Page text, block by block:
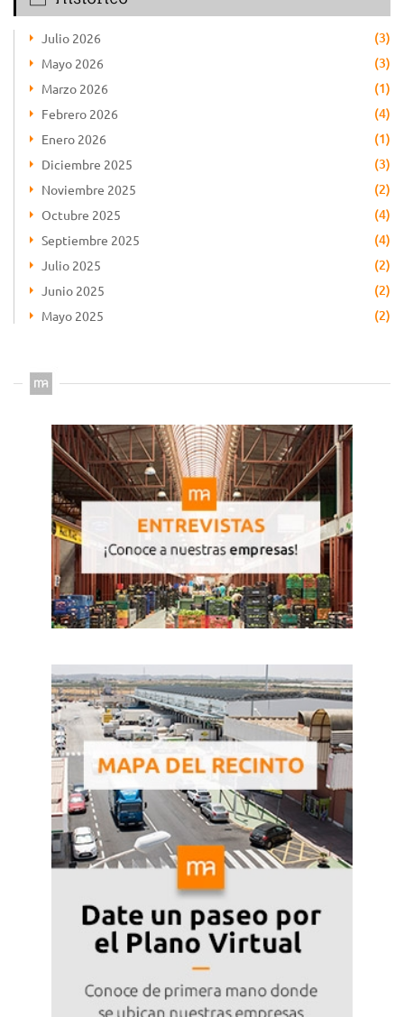
Julio 2026 (3)
Mayo 2026 (3)
Marzo 2026 (1)
Febrero 2026 (4)
Enero 2026 (1)
Diciembre 2025 (3)
Noviembre 2025 (2)
Octubre 2025 (4)
Septiembre 2025 (4)
Julio 2025 (2)
Junio 2025 (2)
Mayo 2025 (2)